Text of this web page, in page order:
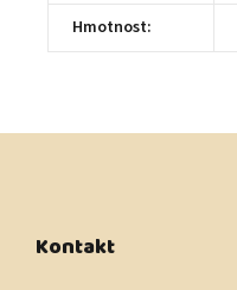
Hmotnost:
Z
Kontakt